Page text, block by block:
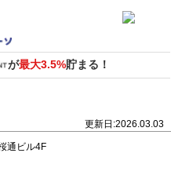
が最大3.5%貯まる！
更新日:2026.03.03
通ビル4F